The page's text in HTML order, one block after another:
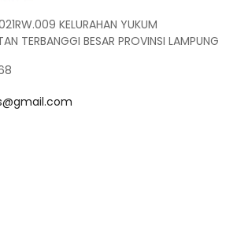
KELURAHAN YUKUM
TERBANGGI BESAR PROVINSI LAMPUNG